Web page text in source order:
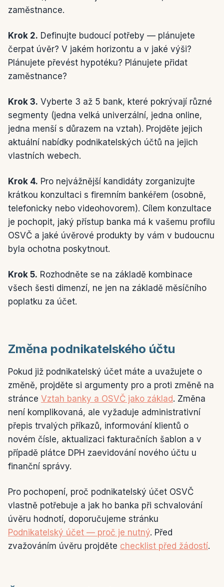
zaměstnance.
Krok 2. Definujte budoucí potřeby — plánujete
čerpat úvěr? V jakém horizontu a v jaké výši?
Plánujete převést hypotéku? Plánujete přidat
zaměstnance?
Krok 3. Vyberte 3 až 5 bank, které pokrývají různé
segmenty (jedna velká univerzální, jedna online,
jedna menší s důrazem na vztah). Projděte jejich
aktuální nabídky podnikatelských účtů na jejich
vlastních webech.
Krok 4. Pro nejvážnější kandidáty zorganizujte
krátkou konzultaci s firemním bankéřem (osobně,
telefonicky nebo videohovorem). Cílem konzultace
je pochopit, jaký přístup banka má k vašemu profilu
OSVČ a jaké úvěrové produkty by vám v budoucnu
byla ochotna poskytnout.
Krok 5. Rozhodněte se na základě kombinace
všech šesti dimenzí, ne jen na základě měsíčního
poplatku za účet.
Změna podnikatelského účtu
Pokud již podnikatelský účet máte a uvažujete o
změně, projděte si argumenty pro a proti změně na
stránce Vztah banky a OSVČ jako základ. Změna
není komplikovaná, ale vyžaduje administrativní
přepis trvalých příkazů, informování klientů o
novém čísle, aktualizaci fakturačních šablon a v
případě plátce DPH zaevidování nového účtu u
finanční správy.
Pro pochopení, proč podnikatelský účet OSVČ
vlastně potřebuje a jak ho banka při schvalování
úvěru hodnotí, doporučujeme stránku
Podnikatelský účet — proč je nutný. Před
zvažováním úvěru projděte checklist před žádostí.